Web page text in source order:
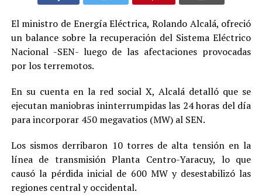
El ministro de Energía Eléctrica, Rolando Alcalá, ofreció
un balance sobre la recuperación del Sistema Eléctrico
Nacional -SEN- luego de las afectaciones provocadas
por los terremotos.
En su cuenta en la red social X, Alcalá detalló que se
ejecutan maniobras ininterrumpidas las 24 horas del día
para incorporar 450 megavatios (MW) al SEN.
Los sismos derribaron 10 torres de alta tensión en la
línea de transmisión Planta Centro-Yaracuy, lo que
causó la pérdida inicial de 600 MW y desestabilizó las
regiones central y occidental.